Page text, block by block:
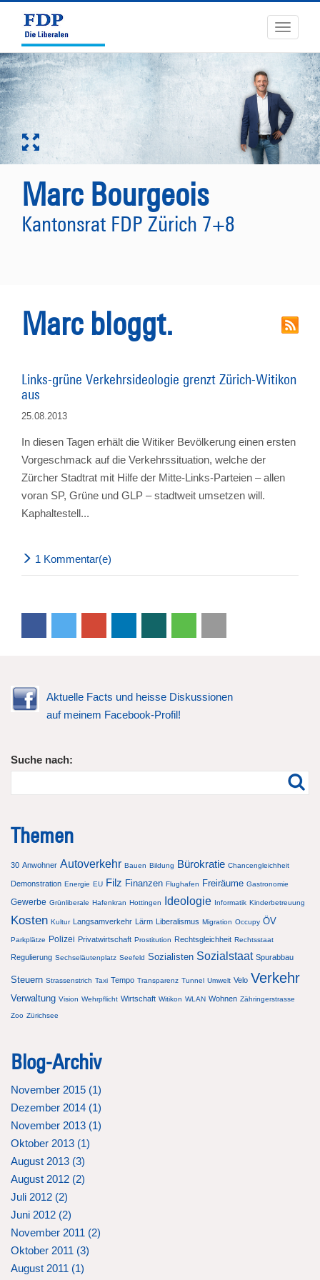
Toggle
Marc Bourgeois
Kantonsrat FDP Zürich 7+8
Marc bloggt.
Links-grüne Verkehrsideologie grenzt Zürich-Witikon
aus
25.08.2013
In diesen Tagen erhält die Witiker Bevölkerung einen ersten
Vorgeschmack auf die Verkehrssituation, welche der
Zürcher Stadtrat mit Hilfe der Mitte-Links-Parteien – allen
voran SP, Grüne und GLP – stadtweit umsetzen will.
Kaphaltestell...
1 Kommentar(e)
Aktuelle Facts und heisse Diskussionen
auf meinem Facebook-Profil!
Suche nach:
Themen
30 Anwohner Autoverkehr Bauen Bildung Bürokratie Chancengleichheit
Demonstration Energie EU Filz Finanzen Flughafen Freiräume Gastronomie
Gewerbe Grünliberale Hafenkran Hottingen Ideologie Informatik Kinderbetreuung
Kosten Kultur Langsamverkehr Lärm Liberalismus Migration Occupy ÖV
Parkplätze Polizei Privatwirtschaft Prostitution Rechtsgleichheit Rechtsstaat
Regulierung Sechseläutenplatz Seefeld Sozialisten Sozialstaat Spurabbau
Steuern Strassenstrich Taxi Tempo Transparenz Tunnel Umwelt Velo Verkehr
Verwaltung Vision Wehrpflicht Wirtschaft Witikon WLAN Wohnen Zähringerstrasse
Zoo Zürichsee
Blog-Archiv
November 2015 (1)
Dezember 2014 (1)
November 2013 (1)
Oktober 2013 (1)
August 2013 (3)
August 2012 (2)
Juli 2012 (2)
Juni 2012 (2)
November 2011 (2)
Oktober 2011 (3)
August 2011 (1)